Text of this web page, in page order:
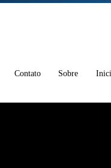
Contato Sobre